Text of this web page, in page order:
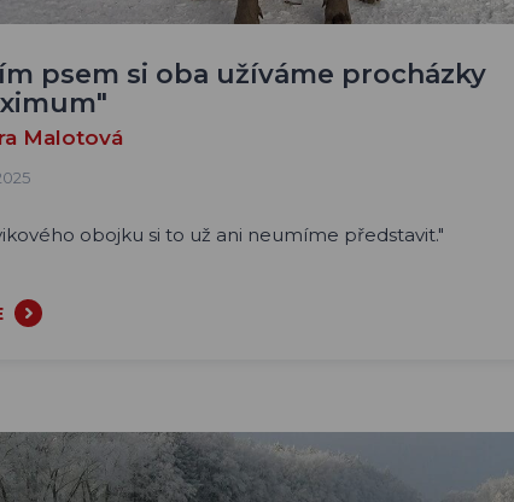
psem si oba užíváme procházky
Malotová
obojku si to už ani neumíme představit."